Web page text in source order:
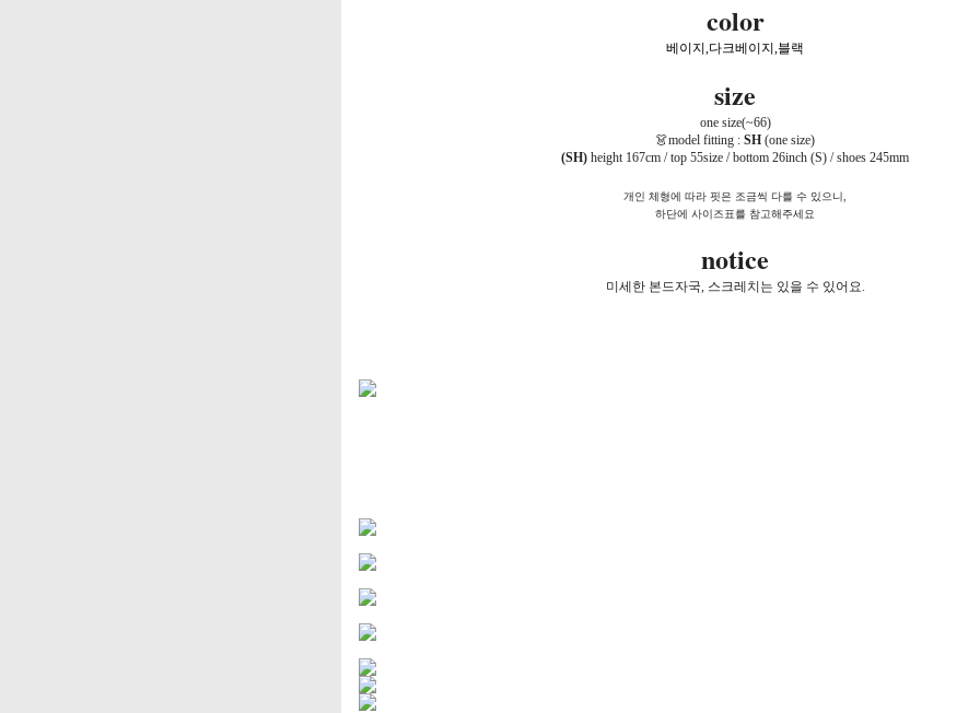
color
베이지,다크베이지,블랙
size
one size(~66)
👗model fitting : SH (one size)
(SH) height 167cm / top 55size / bottom 26inch (S) / shoes 245mm
개인 체형에 따라 핏은 조금씩 다를 수 있으니,
하단에 사이즈표를 참고해주세요
notice
미세한 본드자국, 스크레치는 있을 수 있어요.